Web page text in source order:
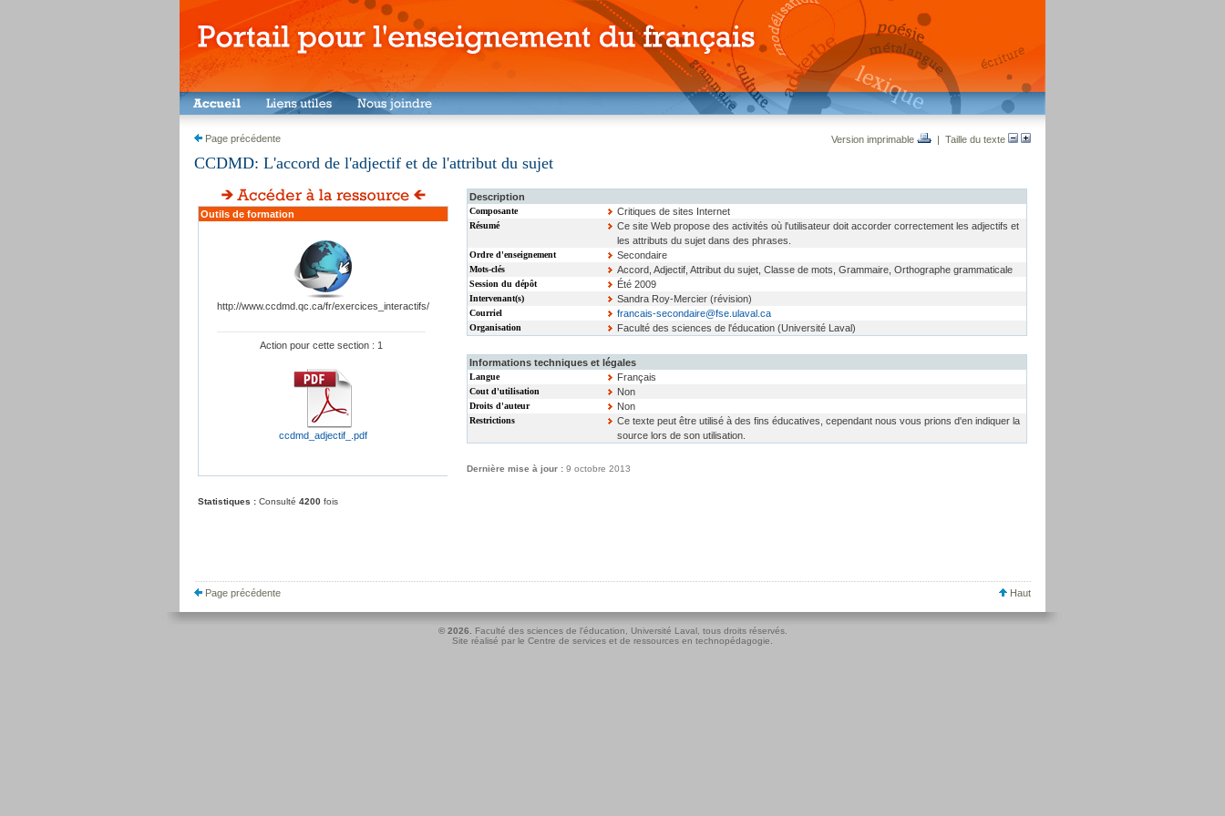
Page précédente Version imprimable | Taille du texte
CCDMD: L'accord de l'adjectif et de l'attribut du sujet
Outils de formation
http://www.ccdmd.qc.ca/fr/exercices_interactifs/
Action pour cette section : 1
ccdmd_adjectif_.pdf
Statistiques : Consulté 4200 fois
Description
Composante Critiques de sites Internet
Résumé
Ce site Web propose des activités où l'utilisateur doit accorder correctement les adjectifs et
les attributs du sujet dans des phrases.
Ordre d'enseignement Secondaire
Mots-clés Accord, Adjectif, Attribut du sujet, Classe de mots, Grammaire, Orthographe grammaticale
Session du dépôt Été 2009
Intervenant(s) Sandra Roy-Mercier (révision)
Courriel francais-secondaire@fse.ulaval.ca
Organisation Faculté des sciences de l'éducation (Université Laval)
Informations techniques et légales
Langue Français
Cout d'utilisation Non
Droits d'auteur Non
Restrictions
Ce texte peut être utilisé à des fins éducatives, cependant nous vous prions d'en indiquer la
source lors de son utilisation.
Dernière mise à jour : 9 octobre 2013
Page précédente Haut
© 2026. Faculté des sciences de l'éducation Université Laval, tous droits réservés.
Site réalisé par le Centre de services et de ressources en technopédagogie